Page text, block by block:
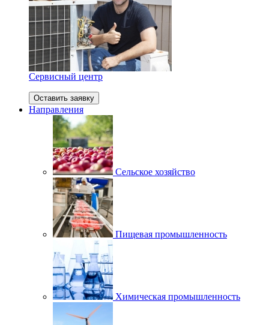
Сервисный центр
Оставить заявку
Направления
Сельское хозяйство
Пищевая промышленность
Химическая промышленность